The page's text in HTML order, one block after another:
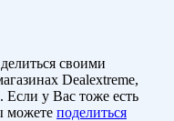
своими
Dealextreme,
Если у Вас тоже есть
можете поделиться